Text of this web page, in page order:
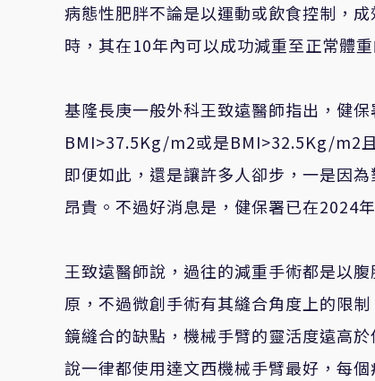
病態性肥胖不論是以運動或飲食控制，
時，其在10年內可以成功減重至正常體
基隆長庚一般外科王致遠醫師指出，健
BMI>37.5Kg/m2或是BMI>32.5Kg/m2
即便如此，還是讓許多人卻步，一是因
昂貴。不過好消息是，健保署已在2024
王致遠醫師說，過往的減重手術都是以
原，不過微創手術有其縫合角度上的限
鏡縫合的缺點，機械手臂的靈活度遠高
說一律都使用達文西機械手臂最好，每